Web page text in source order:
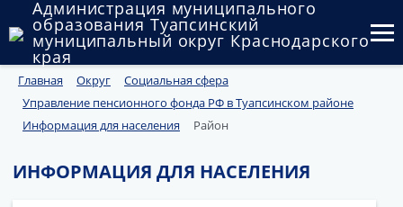
Администрация муниципального
образования Туапсинский
муниципальный округ Краснодарского
края
Округ
Администрация
Муниципальные закупки
Главная Округ
Социальная сфера
Управление пенсионного фонда РФ в Туапсинском районе
Информация для населения
Район
ИНФОРМАЦИЯ ДЛЯ НАСЕЛЕНИЯ